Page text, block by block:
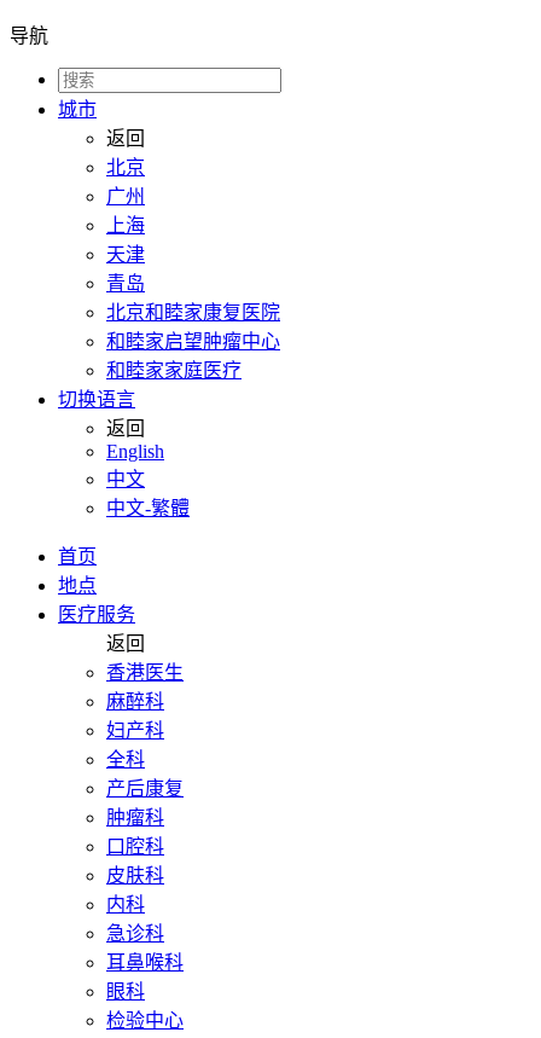
导航
城市
返回
北京
广州
上海
天津
青岛
北京和睦家康复医院
和睦家启望肿瘤中心
和睦家家庭医疗
切换语言
返回
English
中文
中文-繁體
首页
地点
医疗服务
返回
香港医生
麻醉科
妇产科
全科
产后康复
肿瘤科
口腔科
皮肤科
内科
急诊科
耳鼻喉科
眼科
检验中心